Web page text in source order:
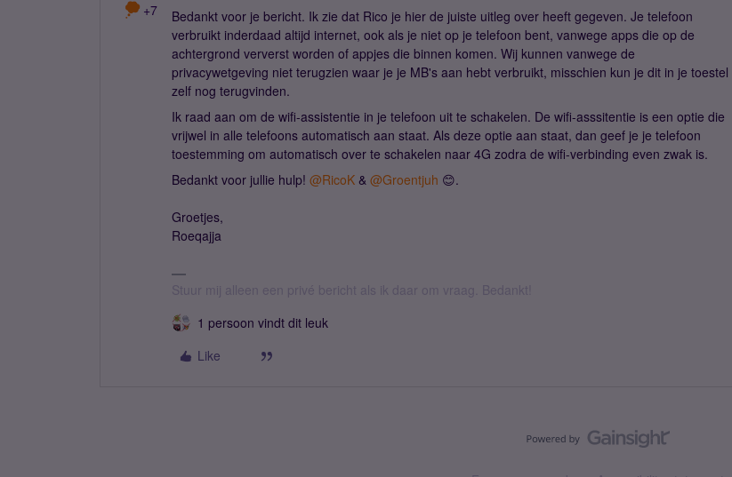
+7
Bedankt voor je bericht. Ik zie dat Rico je hier de juiste uitleg over heeft gegeven. Je telefoon
verbruikt inderdaad altijd internet, ook als je niet op je telefoon bent, vanwege apps die op de
achtergrond ververst worden of appjes die binnen komen. Wij kunnen vanwege de
privacywetgeving niet terugzien waar je je MB's aan hebt verbruikt, misschien kun je dit in je toestel
zelf nog terugvinden.
Ik raad aan om de wifi-assistentie in je telefoon uit te schakelen. De wifi-asssitentie is een optie die
vrijwel in alle telefoons automatisch aan staat. Als deze optie aan staat, dan geef je je telefoon
toestemming om automatisch over te schakelen naar 4G zodra de wifi-verbinding even zwak is.
Bedankt voor jullie hulp! @RicoK & @Groentjuh 😊.
Groetjes,
Roeqajja
Stuur mij alleen een privé bericht als ik daar om vraag. Bedankt!
1 persoon vindt dit leuk
Like